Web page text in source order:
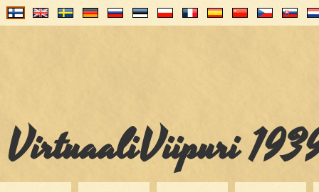
VirtuaaliViipuri